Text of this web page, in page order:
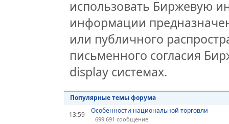
использовать Биржевую
информации
или публичного
письменного согласия
display системах.
Популярные темы форума
13:59
Особенности национальной торговли
699 691 сообщение